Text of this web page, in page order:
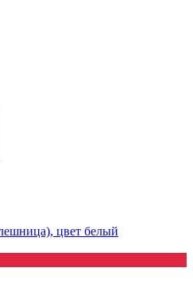
цвет белый